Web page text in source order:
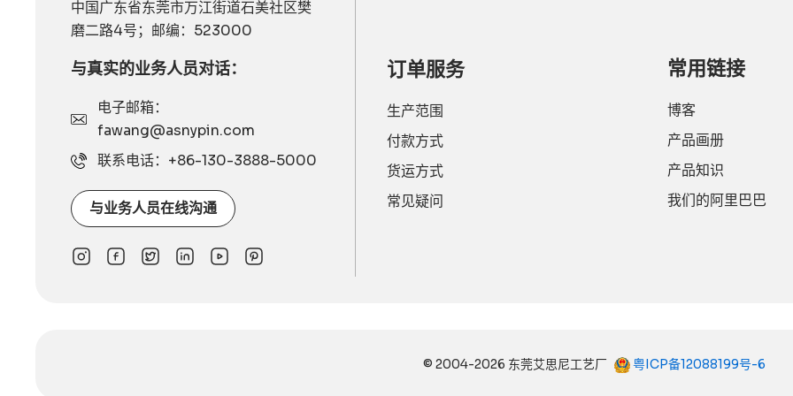
中国广东省东莞市万江街道石美社区樊
磨二路4号；邮编：523000
与真实的业务人员对话：
电子邮箱：
fawang@asnypin.com
联系电话：+86-130-3888-5000
与业务人员在线沟通
订单服务
生产范围
付款方式
货运方式
常见疑问
常用链接
博客
产品画册
产品知识
我们的阿里巴巴
© 2004-2026 东莞艾思尼工艺厂 粤ICP备12088199号-6